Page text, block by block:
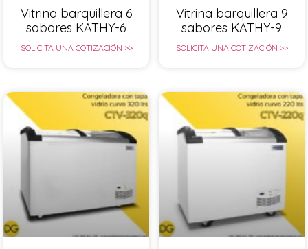
Vitrina barquillera 6
sabores KATHY-6
SOLICITA UNA COTIZACIÓN >>
Vitrina barquillera 9
sabores KATHY-9
SOLICITA UNA COTIZACIÓN >>